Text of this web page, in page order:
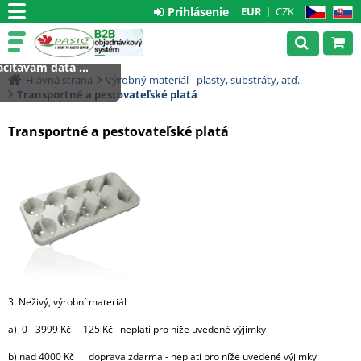
CZ SK
EUR CZK
Prihlásenie
Hlavná strana
Výrobný materiál - plasty, substráty, atď.
Transportné a pestovateľské platá
Transportné a pestovateľské platá
3. Neživý, výrobní materiál
a) 0 - 3999 Kč 125 Kč neplatí pro níže uvedené výjimky
b) nad 4000 Kč doprava zdarma - neplatí pro níže uvedené výjimky
dáta ...